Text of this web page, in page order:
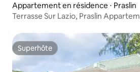
Appartement en résidence ⋅ Praslin
Terrasse Sur Lazio, Praslin
Superhôte
Superhôte